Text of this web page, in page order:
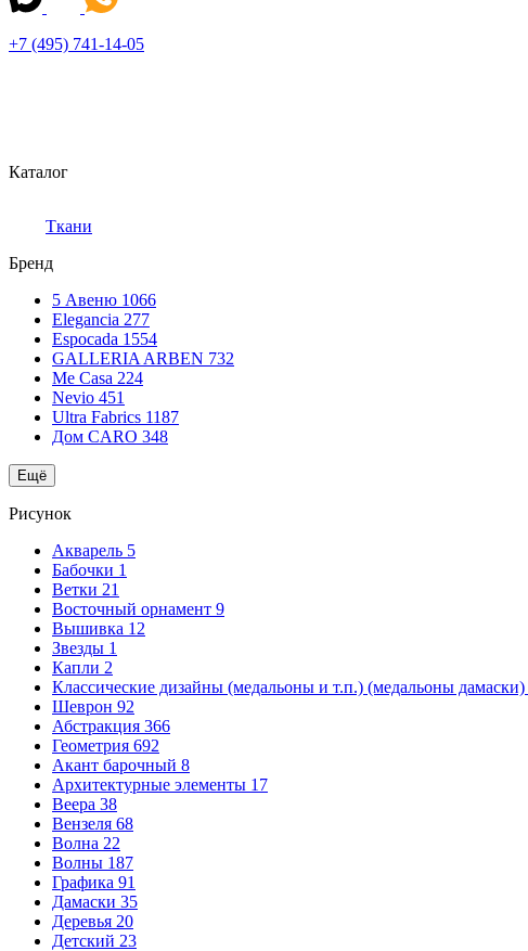
+7 (495) 741-14-05
Каталог
Ткани
Бренд
5 Авеню 1066
Elegancia 277
Espocada 1554
GALLERIA ARBEN 732
Me Casa 224
Nevio 451
Ultra Fabrics 1187
Дом CARO 348
Ещё
Рисунок
Акварель 5
Бабочки 1
Ветки 21
Восточный орнамент 9
Вышивка 12
Звезды 1
Капли 2
Классические дизайны (медальоны и т.п.) (медальоны дамаски)
Шеврон 92
Абстракция 366
Геометрия 692
Акант барочный 8
Архитектурные элементы 17
Веера 38
Вензеля 68
Волна 22
Волны 187
Графика 91
Дамаски 35
Деревья 20
Детский 23